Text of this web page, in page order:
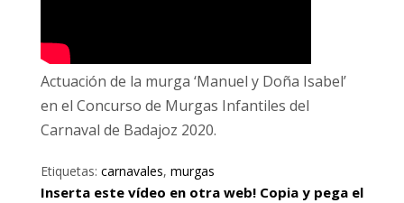
Actuación de la murga ‘Manuel y Doña Isabel’
en el Concurso de Murgas Infantiles del
Carnaval de Badajoz 2020.
Etiquetas: carnavales, murgas
Inserta este vídeo en otra web! Copia y pega el